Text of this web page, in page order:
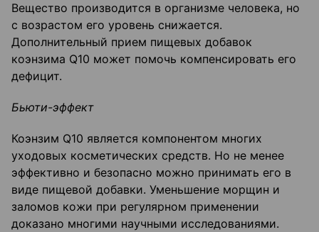
Вещество производится в организме человека, но
с возрастом его уровень снижается.
Дополнительный прием пищевых добавок
коэнзима Q10 может помочь компенсировать его
дефицит.
Бьюти-эффект
Коэнзим Q10 является компонентом многих
уходовых косметических средств. Но не менее
эффективно и безопасно можно принимать его в
виде пищевой добавки. Уменьшение морщин и
заломов кожи при регулярном применении
доказано многими научными исследованиями.